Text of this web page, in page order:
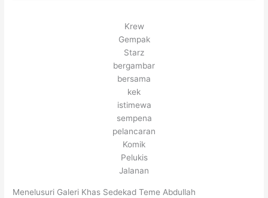
Krew
Gempak
Starz
bergambar
bersama
kek
istimewa
sempena
pelancaran
Komik
Pelukis
Jalanan
Menelusuri Galeri Khas Sedekad Teme Abdullah